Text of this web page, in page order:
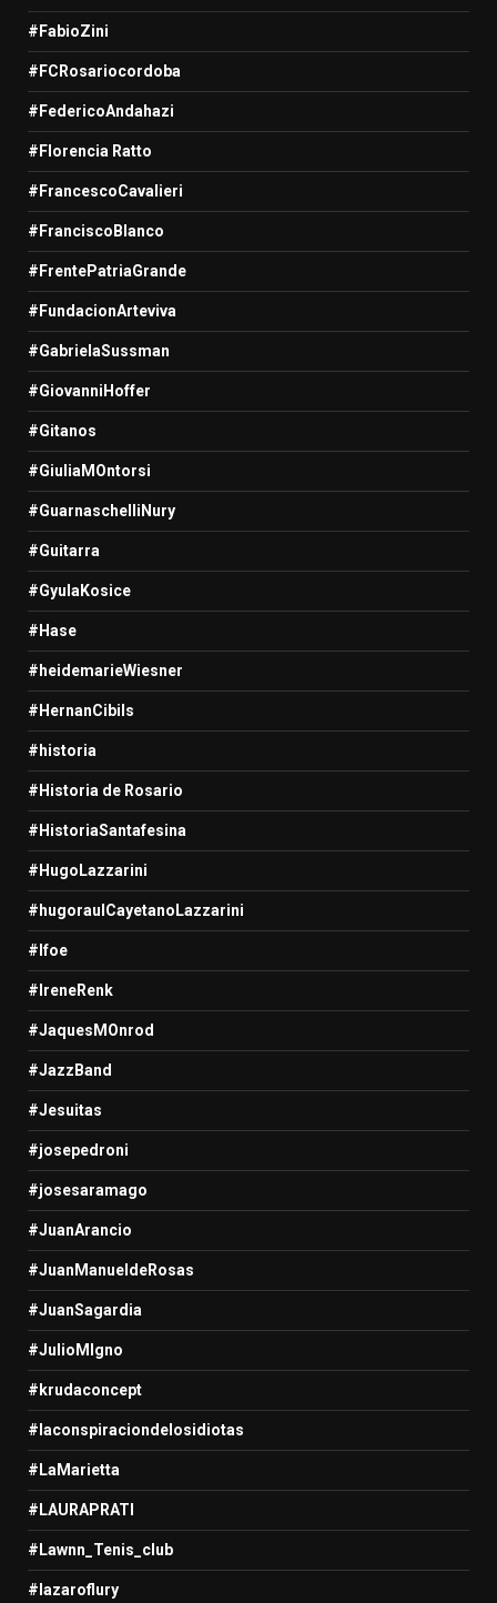
#FabioZini
#FCRosariocordoba
#FedericoAndahazi
#Florencia Ratto
#FrancescoCavalieri
#FranciscoBlanco
#FrentePatriaGrande
#FundacionArteviva
#GabrielaSussman
#GiovanniHoffer
#Gitanos
#GiuliaMOntorsi
#GuarnaschelliNury
#Guitarra
#GyulaKosice
#Hase
#heidemarieWiesner
#HernanCibils
#historia
#Historia de Rosario
#HistoriaSantafesina
#HugoLazzarini
#hugoraulCayetanoLazzarini
#Ifoe
#IreneRenk
#JaquesMOnrod
#JazzBand
#Jesuitas
#josepedroni
#josesaramago
#JuanArancio
#JuanManueldeRosas
#JuanSagardia
#JulioMIgno
#krudaconcept
#laconspiraciondelosidiotas
#LaMarietta
#LAURAPRATI
#Lawnn_Tenis_club
#lazaroflury